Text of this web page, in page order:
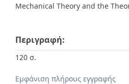
Mechanical Theory and the
Περιγραφή:
120 σ.
Εμφάνιση πλήρους εγγραφής